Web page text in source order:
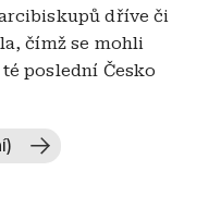
dříve či
čímž se mohli
poslední Česko